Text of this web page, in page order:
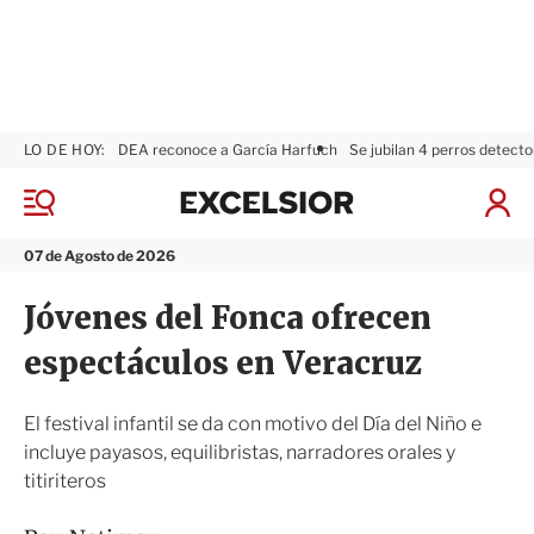
M
n
07 de Agosto de 2026
LO DE HOY: DEA reconoce a García Harfuch Se jubilan 4 perros
I
x
i
r
Jóvenes del Fonca ofrecen
espectáculos en Veracruz
El festival infantil se da con motivo del Día del Niño e
incluye payasos, equilibristas, narradores orales y
titiriteros